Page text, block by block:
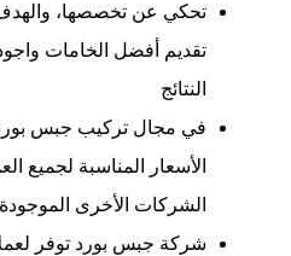
تحكي عن تخصصها،
تقديم أفضل الخامات
النتائج
في مجال تركيب جبس
الأسعار المناسبة لجميع
الشركات الأخرى الموجودة
شركة جبس بورد توفر